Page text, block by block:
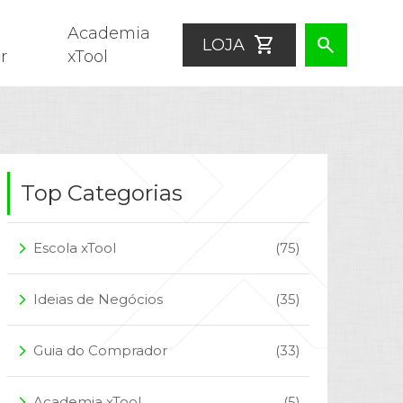
Academia
xTool
LOJA shopping_cart search
Top Categorias
arrow_forward_ios Escola xTool (75)
arrow_forward_ios Ideias de Negócios (35)
arrow_forward_ios Guia do Comprador (33)